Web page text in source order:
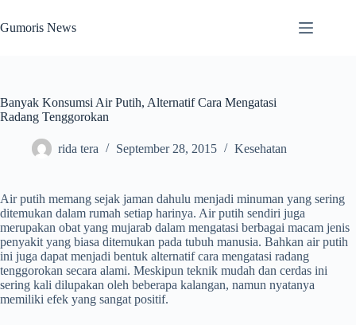
to
content
Gumoris News
Banyak Konsumsi Air Putih, Alternatif Cara Mengatasi
Radang Tenggorokan
rida tera September 28, 2015 Kesehatan
Air putih memang sejak jaman dahulu menjadi minuman yang sering
ditemukan dalam rumah setiap harinya. Air putih sendiri juga
merupakan obat yang mujarab dalam mengatasi berbagai macam jenis
penyakit yang biasa ditemukan pada tubuh manusia. Bahkan air putih
ini juga dapat menjadi bentuk alternatif cara mengatasi radang
tenggorokan secara alami. Meskipun teknik mudah dan cerdas ini
sering kali dilupakan oleh beberapa kalangan, namun nyatanya
memiliki efek yang sangat positif.